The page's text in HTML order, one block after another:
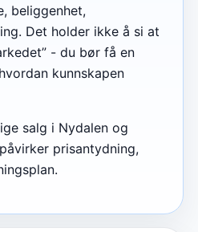
beliggenhet,
Det holder ikke å si at
- du bør få en
kunnskapen
salg i Nydalen og
prisantydning,